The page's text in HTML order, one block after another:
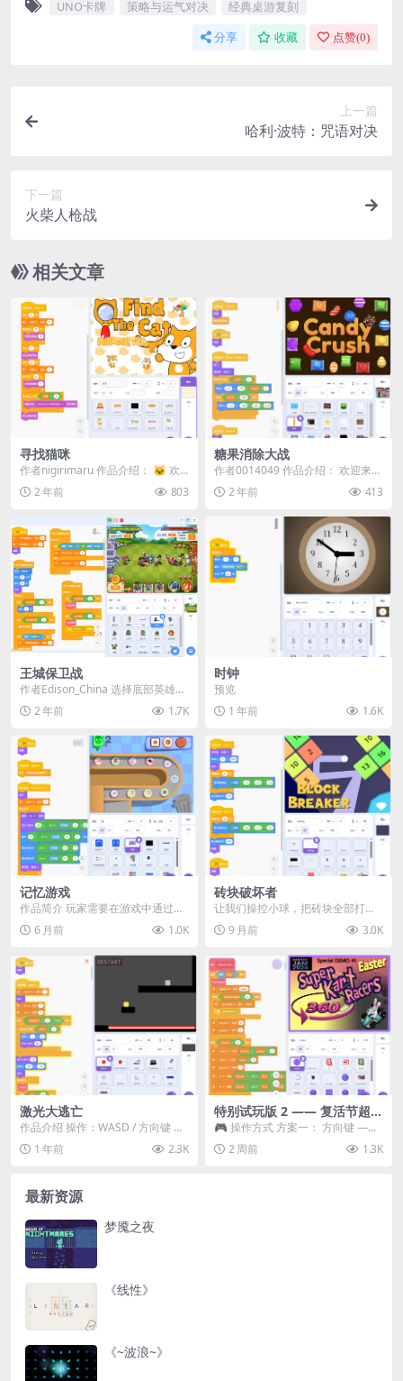
UNO卡牌 策略与运气对决 经典桌游复刻
分享 收藏 点赞(0)
上一篇
哈利·波特：咒语对决
下一篇
火柴人枪战
相关文章
寻找猫咪
作者nigirimaru 作品介绍： 🐱 欢
迎来到《寻找猫咪》！ 在这款趣味
十足...2 年前 803
糖果消除大战
作者0014049 作品介绍： 欢迎来到
《糖果消除大战》，这是基于 King
原...2 年前 413
王城保卫战
作者Edison_China 选择底部英雄卡
片或技能卡片，释放英雄或技能，
阻止怪...
2 年前 1.7K
时钟
预览
1 年前
1.6K
记忆游戏
作品简介 玩家需要在游戏中通过记
忆和匹配来完成挑战，游戏规则和
操作说明已内置在游...
6 月前 1.0K
砖块破坏者
让我们操控小球，把砖块全部打碎
吧！
9 月前 3.0K
激光大逃亡
作品介绍 操作：WASD / 方向键 小
心激光，别碰到！ 🏃 快来挑战激
光大逃亡...
1 年前 2.3K
特别试玩版 2 —— 复活节超级
卡丁车赛
🎮 操作方式 方案一： 方向键 ——
移动 Z —— 跳跃 / 漂移 方案二： ...
2 周前 1.3K
最新资源
梦魇之夜
《线性》
《~波浪~》